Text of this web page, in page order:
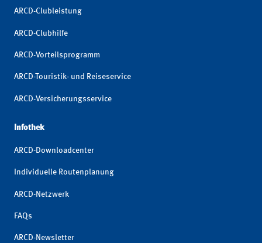
ARCD-Clubleistung
ARCD-Clubhilfe
ARCD-Vorteilsprogramm
ARCD-Touristik- und Reiseservice
ARCD-Versicherungsservice
Infothek
ARCD-Downloadcenter
Individuelle Routenplanung
ARCD-Netzwerk
FAQs
ARCD-Newsletter